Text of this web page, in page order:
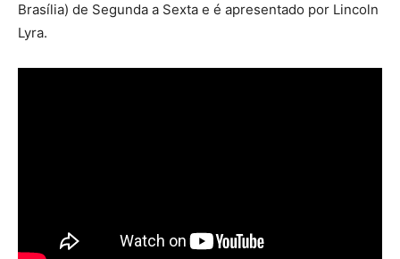
Brasília) de Segunda a Sexta e é apresentado por Lincoln
Lyra.